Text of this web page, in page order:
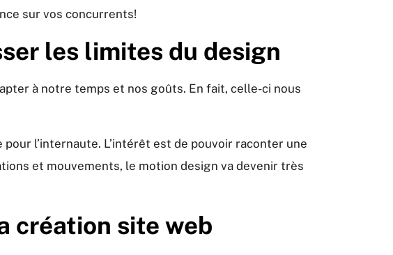
sur vos concurrents!
les limites du design
à notre temps et nos goûts. En fait, celle-ci nous
l’internaute. L’intérêt est de pouvoir raconter une
et mouvements, le motion design va devenir très
création site web